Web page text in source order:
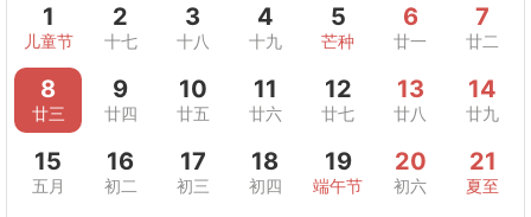
1
儿童节
2
十七
3
十八
4
十九
5
芒种
6
廿一
7
廿二
8
廿三
9
廿四
10
廿五
11
廿六
12
廿七
13
廿八
14
廿九
15
五月
16
初二
17
初三
18
初四
19
端午节
20
初六
21
夏至